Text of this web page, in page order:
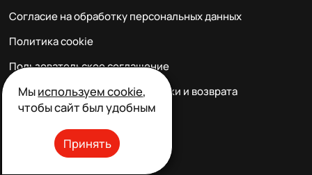
Согласие на обработку персональных данных
Политика cookie
Пользовательское соглашение
Правила заказа, оплаты, доставки и возврата
Реквизиты и контакты
Мыиспользуем cookie,
чтобы сайт был удобным
Принять